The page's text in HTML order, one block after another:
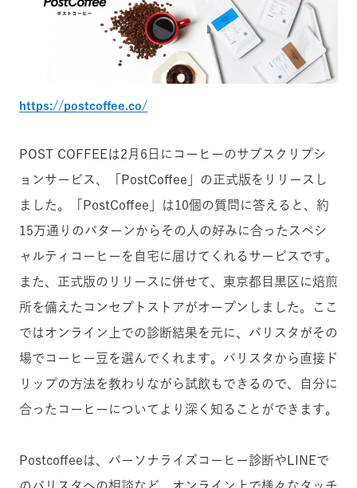
https://postcoffee.co/
POST COFFEEは2月6日にコーヒーのサブスクリプシ
ョンサービス、「PostCoffee」の正式版をリリースし
ました。「PostCoffee」は10個の質問に答えると、約
15万通りのパターンからその人の好みに合ったスペシ
ャルティコーヒーを自宅に届けてくれるサービスです。
また、正式版のリリースに併せて、東京都目黒区に焙煎
所を備えたコンセプトストアがオープンしました。ここ
ではオンライン上での診断結果を元に、バリスタがその
場でコーヒー豆を選んでくれます。バリスタから直接ド
リップの方法を教わりながら試飲もできるので、自分に
合ったコーヒーについてより深く知ることができます。
Postcoffeeは、パーソナライズコーヒー診断やLINEで
のバリスタへの相談など、オンライン上で様々なタッチ